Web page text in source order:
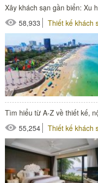
Xây khách sạn gần biển: Xu
58,933
Thiết kế khách
Tìm hiểu từ A-Z về thiết kế,
55,254
Thiết kế khách